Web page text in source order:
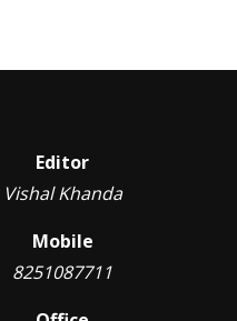
Editor
Vishal Khanda
Mobile
8251087711